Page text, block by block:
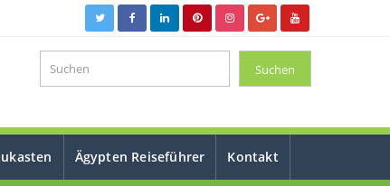
Ägypten Reiseführer Kontakt